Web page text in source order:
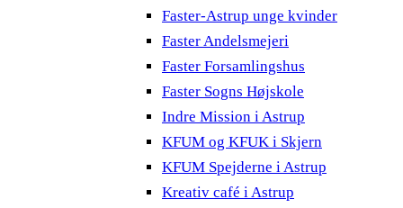
Faster-Astrup unge kvinder
Faster Andelsmejeri
Faster Forsamlingshus
Faster Sogns Højskole
Indre Mission i Astrup
KFUM og KFUK i Skjern
KFUM Spejderne i Astrup
Kreativ café i Astrup